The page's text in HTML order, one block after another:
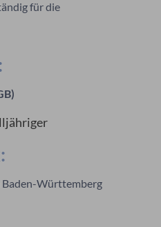
für die
Württemberg